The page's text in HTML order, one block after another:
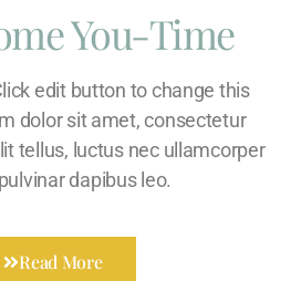
You-Time
edit button to change this
dolor sit amet, consectetur
tellus, luctus nec ullamcorper
dapibus leo.
Read More